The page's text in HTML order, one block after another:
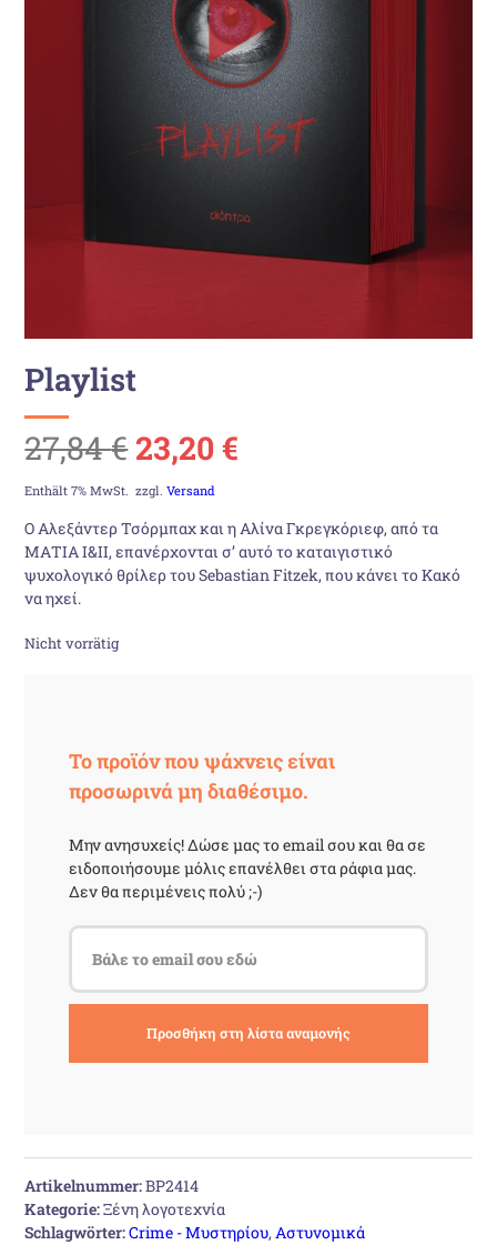
Playlist
27,84€Ursprünglicher
Preis
war:
27,84 €
23,20€
ist:
23,20 €.
Enthält 7% MwSt. zzgl.Versand
Ο Αλεξάντερ Τσόρμπαχ και η Αλίνα Γκρεγκόριεφ, από τα
ΜΑ­ΤΙΑ I&II, επανέρχονται σ’ αυτό το καταιγιστικό
ψυχολογικό θρίλερ του Sebastian Fitzek, που κάνει το Κακό
να ηχεί.
Nicht vorrätig
Το προϊόν που ψάχνεις είναι
προσωρινά μη διαθέσιμο.
Μην ανησυχείς! Δώσε μας το email σου και θα σε
ειδοποιήσουμε μόλις επανέλθει στα ράφια μας.
Δεν θα περιμένεις πολύ ;-)
Artikelnummer:BP2414
Kategorie:Ξένη λογοτεχνία
Schlagwörter:Crime - Μυστηρίου,Αστυνομικά